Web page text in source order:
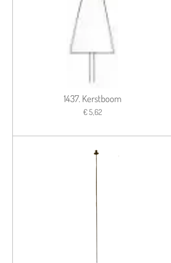
1437. Kerstboom
€ 5,62